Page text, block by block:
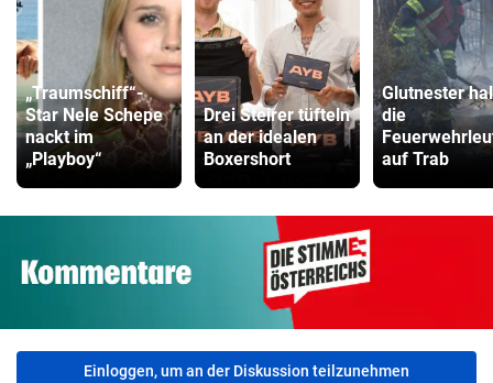
„Traumschiff“-
Star Nele Schepe
nackt im
„Playboy“
Drei Steirer tüfteln
an der idealen
Boxershort
Glutnester
die
auf Trab
Einloggen, um an der Diskussion teilzunehmen